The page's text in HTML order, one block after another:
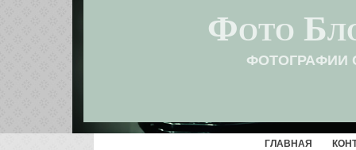
Фото
ФОТОГРАФИИ
ГЛАВНАЯ